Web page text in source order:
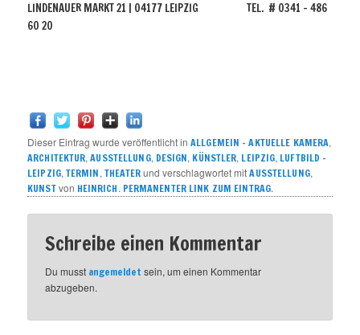
LINDENAUER MARKT 21 | 04177 LEIPZIG TEL. # 0341 – 486
60 20
Dieser Eintrag wurde veröffentlicht inALLGEMEIN – AKTUELLE KAMERA,
ARCHITEKTUR,AUSSTELLUNG, DESIGN, KÜNSTLER, LEIPZIG, LUFTBILD -
LEIPZIG, TERMIN, THEATERund verschlagwortet mitAUSSTELLUNG,
KUNSTvon HEINRICH. PERMANENTER LINK ZUM EINTRAG.
Schreibe einen Kommentar
Du musst angemeldet sein, um einen Kommentar
abzugeben.